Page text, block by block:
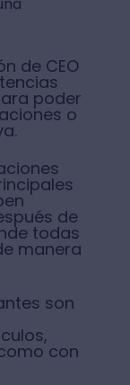
de CEO
poder
o
de
todas
manera
son
con